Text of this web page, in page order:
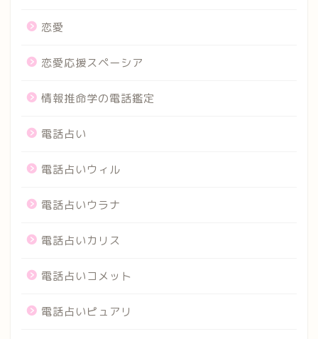
恋愛
恋愛応援スペーシア
情報推命学の電話鑑定
電話占い
電話占いウィル
電話占いウラナ
電話占いカリス
電話占いコメット
電話占いピュアリ